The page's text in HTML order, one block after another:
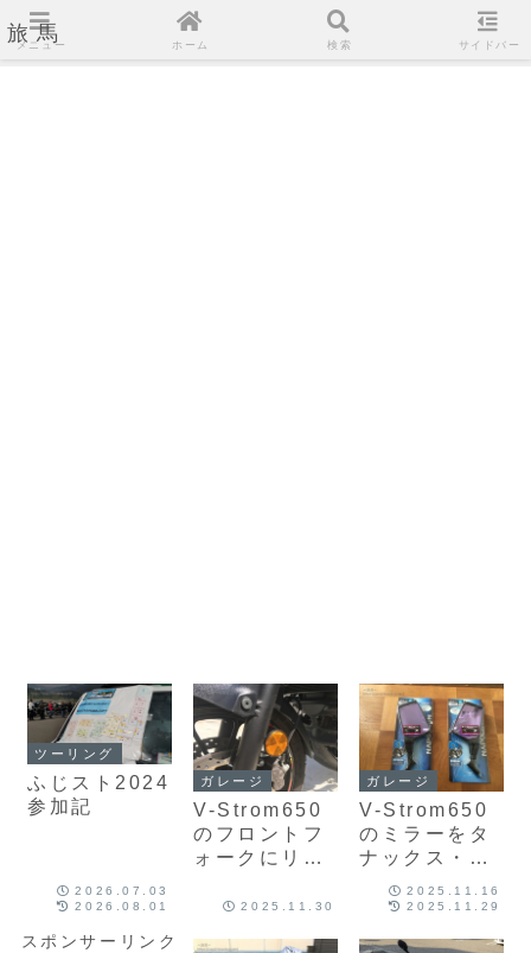
旅馬
ツーリング
ふじスト2024
参加記
2026.07.03
2026.08.01
ガレージ
V-Strom650
のフロントフ
ォークにリフ
り付けて目立
2025.11.30
ガレージ
V-Strom650
のミラーをタ
ナックス・ク
ロス2ミラー
に交換
2025.11.16
2025.11.29
スポンサーリンク
メニュー ホーム 検索 サイドバー